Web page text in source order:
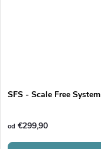
SFS - Scale Free System
od €299,90